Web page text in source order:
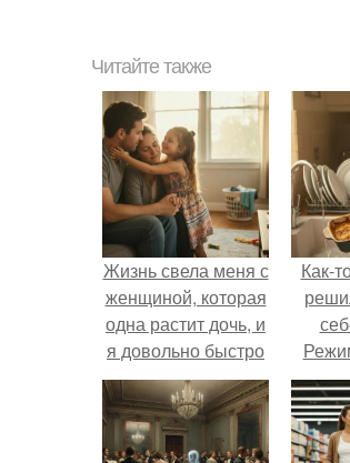
Читайте также
Жизнь свела меня с
женщиной, которая
одна растит дочь, и
я довольно быстро
привязался к ним
обеим.
Как-